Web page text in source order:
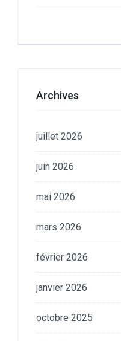
Archives
juillet 2026
juin 2026
mai 2026
mars 2026
février 2026
janvier 2026
octobre 2025